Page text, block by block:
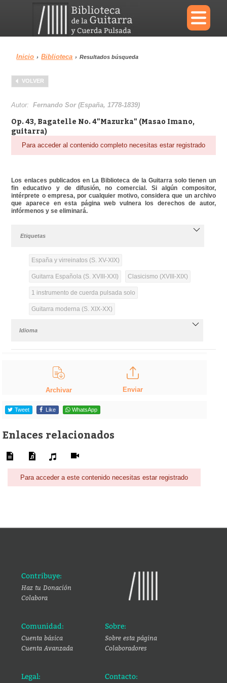
×
Menu
Biblioteca
Área personal Reproductor
Inicio › Biblioteca › Resultados búsqueda
VOLVER
Autor:Fernando Sor (España, 1778-1839)
Op. 43, Bagatelle No. 4"Mazurka" (Masao Imano,
guitarra)
Para acceder al contenido completo necesitas estar registrado
Los enlaces publicados en La Biblioteca de la Guitarra solo tienen un
fin educativo y de difusión, no comercial. Si algún compositor,
intérprete o empresa, por cualquier motivo, considera que un archivo
que aparece en esta página web vulnera los derechos de autor,
infórmenos y se eliminará.
Etiquetas
España y virreinatos (S. XV-XIX)
Guitarra Española (S. XVIII-XXI) Clasicismo (XVIII-XIX)
1 instrumento de cuerda pulsada solo
Guitarra moderna (S. XIX-XX)
Idioma
Archivar Enviar
Tweet Like WhatsApp
Enlaces relacionados
Para acceder a este contenido necesitas estar registrado
Contribuye:
Haz tu Donación
Colabora
Comunidad:
Cuenta básica
Cuenta Avanzada
Sobre:
Sobre esta página
Colaboradores
Legal: Contacto: